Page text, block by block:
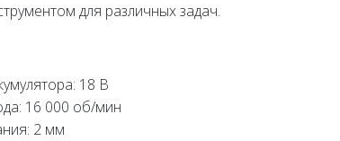
для различных задач.
18 В
16 000 об/мин
2 мм